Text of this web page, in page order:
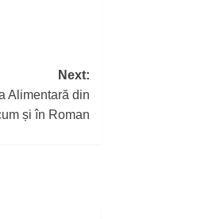
Next:
Alimentară din
și în Roman